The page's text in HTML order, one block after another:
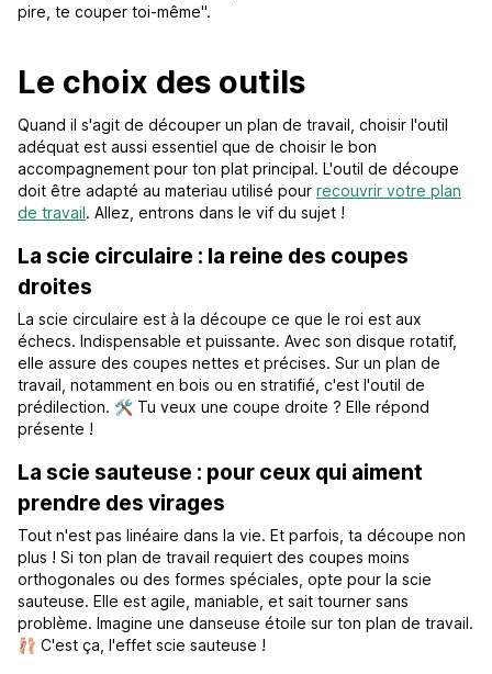
pire, te couper toi-même".
Le choix des outils
Quand il s'agit de découper un plan de travail, choisir l'outil
adéquat est aussi essentiel que de choisir le bon
accompagnement pour ton plat principal. L'outil de découpe
doit être adapté au materiau utilisé pour recouvrir votre plan
de travail. Allez, entrons dans le vif du sujet !
La scie circulaire : la reine des coupes
droites
La scie circulaire est à la découpe ce que le roi est aux
échecs. Indispensable et puissante. Avec son disque rotatif,
elle assure des coupes nettes et précises. Sur un plan de
travail, notamment en bois ou en stratifié, c'est l'outil de
prédilection. 🛠️ Tu veux une coupe droite ? Elle répond
présente !
La scie sauteuse : pour ceux qui aiment
prendre des virages
Tout n'est pas linéaire dans la vie. Et parfois, ta découpe non
plus ! Si ton plan de travail requiert des coupes moins
orthogonales ou des formes spéciales, opte pour la scie
sauteuse. Elle est agile, maniable, et sait tourner sans
problème. Imagine une danseuse étoile sur ton plan de travail.
🩰 C'est ça, l'effet scie sauteuse !